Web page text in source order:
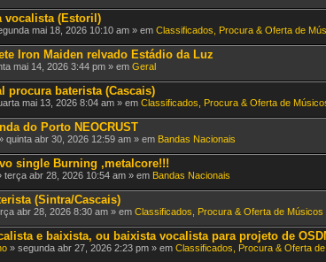
vocalista (Estoril)
mai 18, 2026 10:10 am » em Classificados, Procura & Oferta de
Iron Maiden relvado Estádio da Luz
mai 14, 2026 3:44 pm » em Geral
procura baterista (Cascais)
mai 13, 2026 8:04 am » em Classificados, Procura & Oferta de
do Porto NEOCRUST
quinta abr 30, 2026 12:59 am » em Bandas Nacionais
single Burning ,metalcore!!!
terça abr 28, 2026 10:54 am » em Bandas Nacionais
(Sintra/Cascais)
abr 28, 2026 8:30 am » em Classificados, Procura & Oferta de Músicos
e baixista, ou baixista vocalista para projeto de
» segunda abr 27, 2026 2:23 pm » em Classificados, Procura & Oferta